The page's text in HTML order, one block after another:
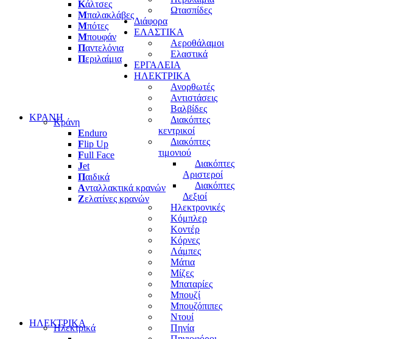
Ωτασπίδες
Διάφορα
ΕΛΑΣΤΙΚΑ
Αεροθάλαμοι
Ελαστικά
ΕΡΓΑΛΕΙΑ
ΗΛΕΚΤΡΙΚΑ
Ανορθωτές
Αντιστάσεις
Βαλβίδες
Διακόπτες
κεντρικοί
Διακόπτες
τιμονιού
Διακόπτες
Αριστεροί
Διακόπτες
Δεξιοί
Ηλεκτρονικές
Κόμπλερ
Κοντέρ
Κόρνες
Λάμπες
Μάτια
Μίζες
Μπαταρίες
Μπουζί
Μπουζόπιπες
Ντουί
Πηνία
Κάλτσες
Μπαλακλάβες
Μπότες
Μπουφάν
Παντελόνια
Περιλαίμια
ΚΡΑΝΗΚράνη
Enduro
Flip Up
Full Face
Jet
Παιδικά
Ανταλλακτικά κρανών
Ζελατίνες κρανών
ΗΛΕΚΤΡΙΚΑ
Ηλεκτρικά